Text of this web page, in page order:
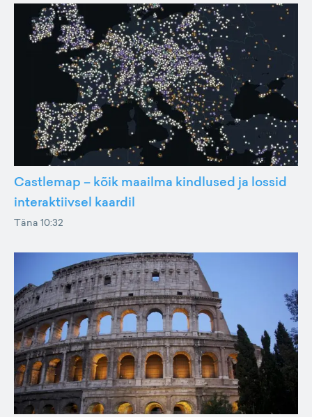
Castlemap – kõik maailma kindlused ja lossid
interaktiivsel kaardil
Täna 10:32